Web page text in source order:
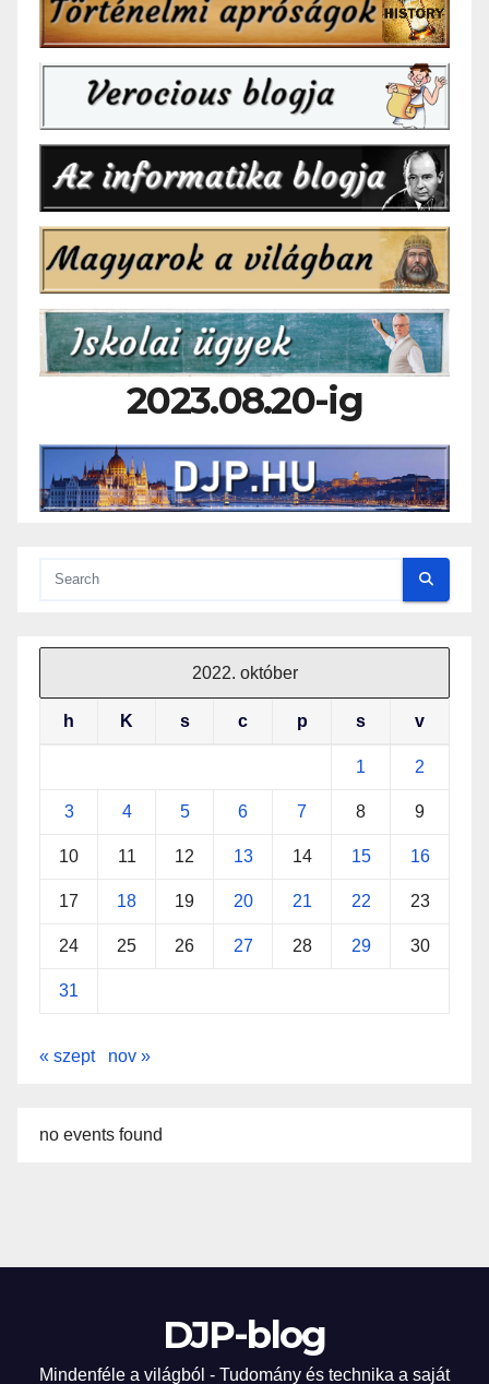
2023.08.20-ig
2022. október
h K s c p s v
1 2
3 4 5 6 7 8 9
10 11 12 13 14 15 16
17 18 19 20 21 22 23
24 25 26 27 28 29 30
31
« szept nov »
no events found
DJP-blog
Mindenféle a világból - Tudomány és technika a saját